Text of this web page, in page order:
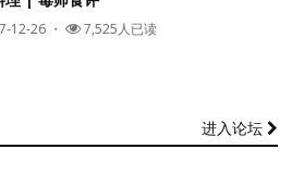
12-26 ・ 7,525人已读
进入论坛